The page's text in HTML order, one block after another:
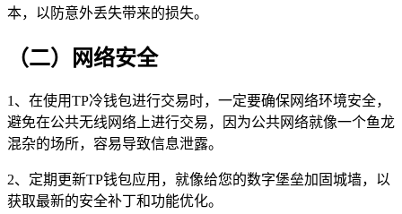
本，以防意外丢失带来的损失。
（二）网络安全
1、在使用TP冷钱包进行交易时，一定要确保网络环境安全，
避免在公共无线网络上进行交易，因为公共网络就像一个鱼龙
混杂的场所，容易导致信息泄露。
2、定期更新TP钱包应用，就像给您的数字堡垒加固城墙，以
获取最新的安全补丁和功能优化。